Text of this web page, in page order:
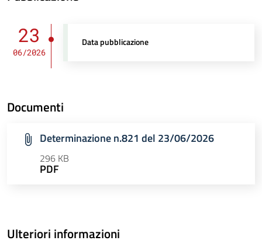
23
06/2026
Data pubblicazione
Documenti
Determinazione n.821 del 23/06/2026
296 KB
PDF
Ulteriori informazioni